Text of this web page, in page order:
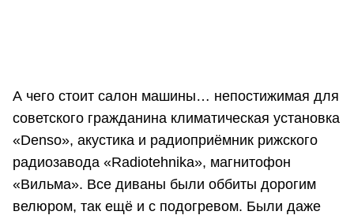
А чего стоит салон машины… непостижимая для
советского гражданина климатическая установка
«Denso», акустика и радиоприёмник рижского
радиозавода «Radiotehnika», магнитофон
«Вильма». Все диваны были оббиты дорогим
велюром, так ещё и с подогревом. Были даже